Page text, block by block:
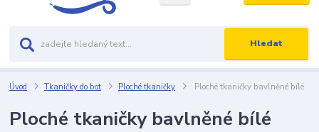
Hledat
Úvod Tkaničky do bot Ploché tkaničky Ploché tkaničky bavlněné bílé
Ploché tkaničky bavlněné bílé